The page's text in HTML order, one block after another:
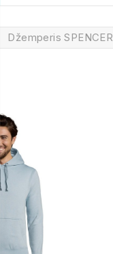
Džemperis SPENCER